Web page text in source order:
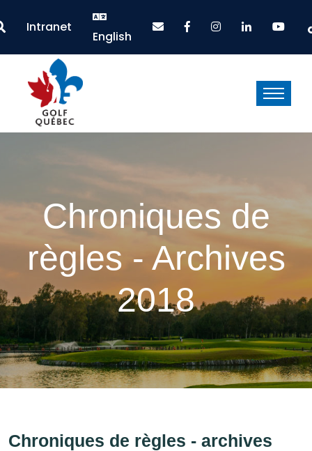
Intranet
English
Chroniques de
règles - Archives
2018
Chroniques de règles - archives